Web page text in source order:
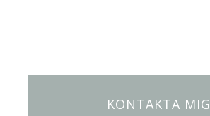
KONTAKTA MIG